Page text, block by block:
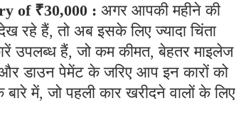
of ₹30,000 : अगर आपकी महीने की
हैं, तो अब इसके लिए ज्यादा चिंता
उपलब्ध हैं, जो कम कीमत, बेहतर माइलेज
डाउन पेमेंट के जरिए आप इन कारों को
में, जो पहली कार खरीदने वालों के लिए